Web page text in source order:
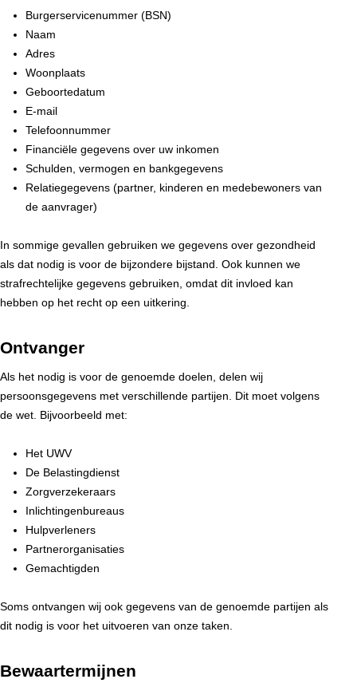
Burgerservicenummer (BSN)
Naam
Adres
Woonplaats
Geboortedatum
E-mail
Telefoonnummer
Financiële gegevens over uw inkomen
Schulden, vermogen en bankgegevens
Relatiegegevens (partner, kinderen en medebewoners van
de aanvrager)
In sommige gevallen gebruiken we gegevens over gezondheid
als dat nodig is voor de bijzondere bijstand. Ook kunnen we
strafrechtelijke gegevens gebruiken, omdat dit invloed kan
hebben op het recht op een uitkering.
Ontvanger
Als het nodig is voor de genoemde doelen, delen wij
persoonsgegevens met verschillende partijen. Dit moet volgens
de wet. Bijvoorbeeld met:
Het UWV
De Belastingdienst
Zorgverzekeraars
Inlichtingenbureaus
Hulpverleners
Partnerorganisaties
Gemachtigden
Soms ontvangen wij ook gegevens van de genoemde partijen als
dit nodig is voor het uitvoeren van onze taken.
Bewaartermijnen